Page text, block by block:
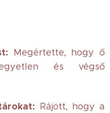
Megértette, hogy ő
és végső
Rájött, hogy a